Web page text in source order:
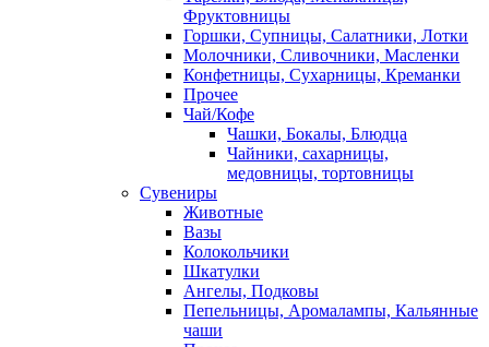
Фруктовницы
Горшки, Супницы, Салатники, Лотки
Молочники, Сливочники, Масленки
Конфетницы, Сухарницы, Креманки
Прочее
Чай/Кофе
Чашки, Бокалы, Блюдца
Чайники, сахарницы,
медовницы, тортовницы
Сувениры
Животные
Вазы
Колокольчики
Шкатулки
Ангелы, Подковы
Пепельницы, Аромалампы, Кальянные
чаши